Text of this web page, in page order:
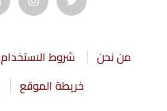
من نحن شروط الاستخدام
خريطة الموقع